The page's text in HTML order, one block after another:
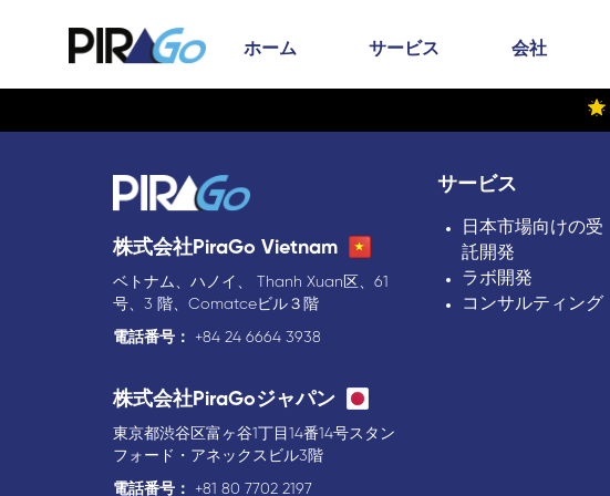
ホーム サービス 会社
株式会社PiraGo Vietnam
ベトナム、ハノイ、 Thanh Xuan区、61
号、3 階、Comatceビル３階
電話番号：
+84 24 6664 3938
株式会社PiraGoジャパン
東京都渋谷区富ヶ谷1丁目14番14号スタン
フォード・アネックスビル3階
電話番号：
+81 80 7702 2197
サービス
日本市場向けの受
託開発
ラボ開発
コンサルティング